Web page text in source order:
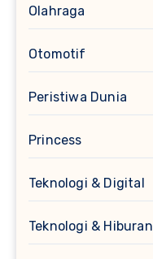
Olahraga
Otomotif
Peristiwa Dunia
Princess
Teknologi & Digital
Teknologi & Hiburan